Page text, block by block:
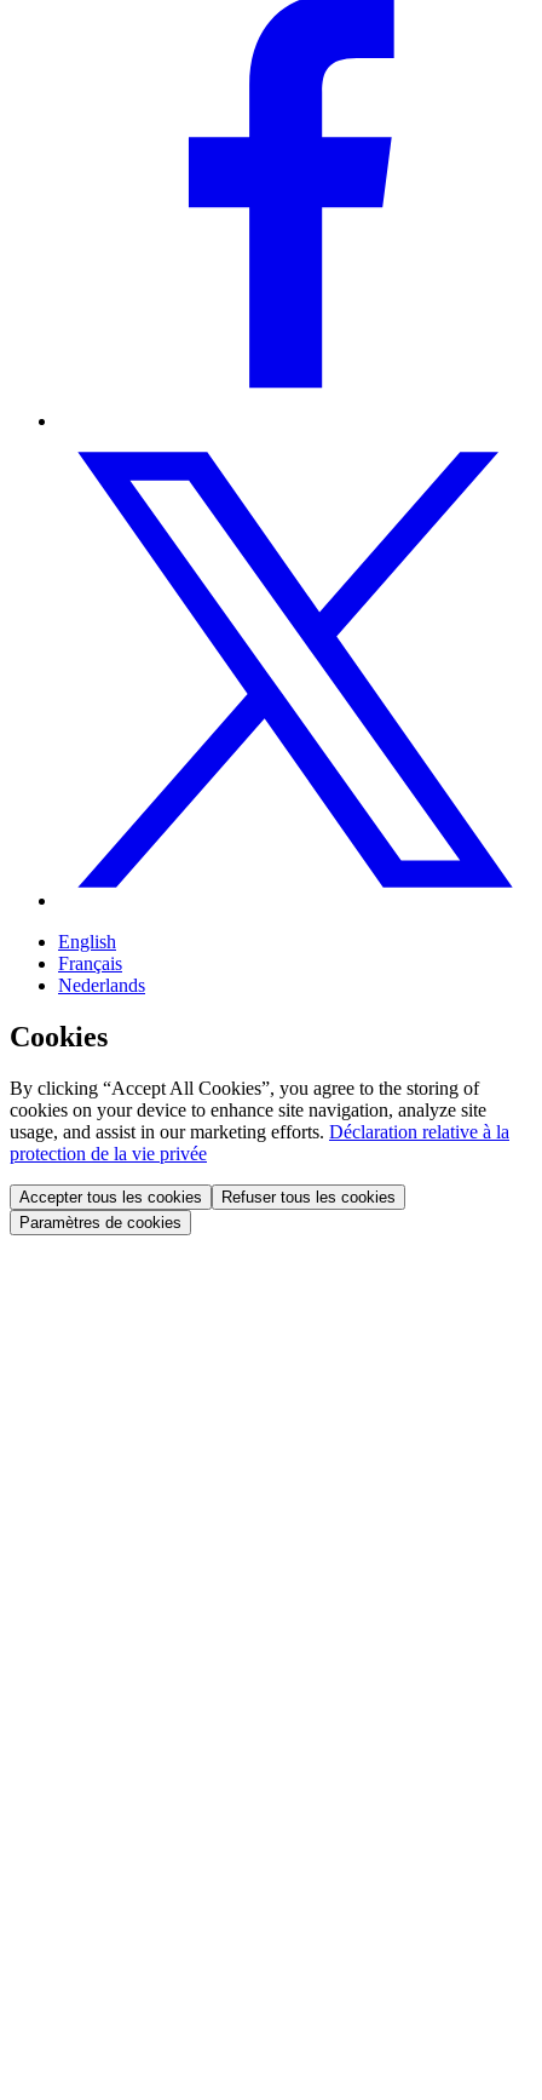
English
Français
Nederlands
Cookies
By clicking “Accept All Cookies”, you agree to the storing of
cookies on your device to enhance site navigation, analyze site
usage, and assist in our marketing efforts. Déclaration relative à la
protection de la vie privée
Accepter tous les cookies
Refuser tous les cookies
Paramètres de cookies